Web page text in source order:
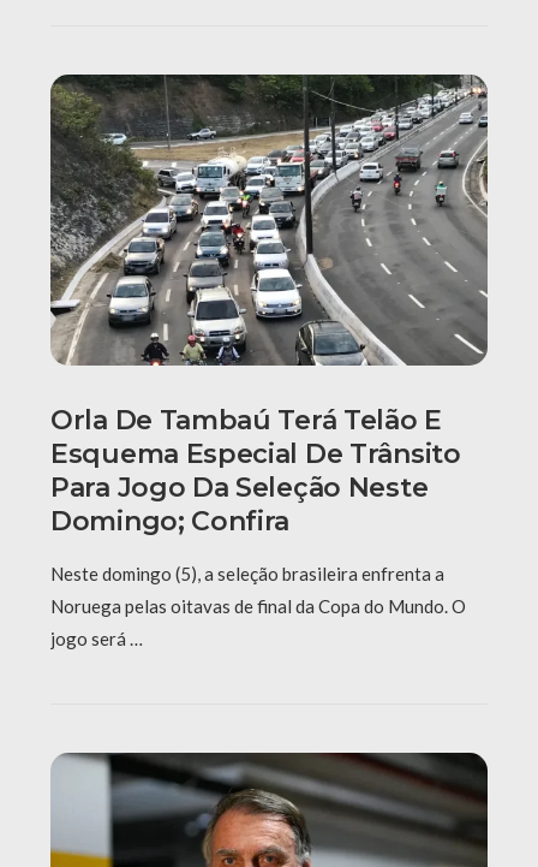
Orla De Tambaú Terá Telão E
Esquema Especial De Trânsito
Para Jogo Da Seleção Neste
Domingo; Confira
Neste domingo (5), a seleção brasileira enfrenta a
Noruega pelas oitavas de final da Copa do Mundo. O
jogo será …